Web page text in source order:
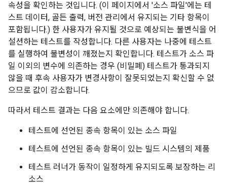
속성을 확인하는 것입니다. (이 페이지에서 '소스 파일'에는 테
스트 데이터, 골든 출력, 버전 관리에서 유지되는 기타 항목이
포함됩니다.) 한 사용자가 유지될 것으로 예상되는 불변식을 어
설션하는 테스트를 작성합니다. 다른 사용자는 나중에 테스트
를 실행하여 불변성이 깨졌는지 확인합니다. 테스트가 소스 파
일 이외의 변수에 의존하는 경우 (비밀폐) 테스트가 통과되지
않을 때 후속 사용자가 변경사항이 잘못되었는지 확신할 수 없
으므로 값이 감소합니다.
따라서 테스트 결과는 다음 요소에만 의존해야 합니다.
테스트에 선언된 종속 항목이 있는 소스 파일
테스트에 선언된 종속 항목이 있는 빌드 시스템의 제품
테스트 러너가 동작이 일정하게 유지되도록 보장하는 리
소스